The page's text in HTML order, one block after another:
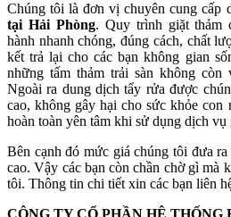
Chúng tôi là đơn vị chuyên cung cấp
tại Hải Phòng. Quy trình giặt thảm
hành nhanh chóng, đúng cách, chất
kết trả lại cho các bạn không gian
những tấm thảm trải sàn không
Ngoài ra dung dịch tẩy rửa được
cao, không gây hại cho sức khỏe
hoàn toàn yên tâm khi sử dụng dịch vụ
Bên cạnh đó mức giá chúng tôi đưa
cao. Vậy các bạn còn chần chờ gì mà
tôi. Thông tin chi tiết xin các bạn liên